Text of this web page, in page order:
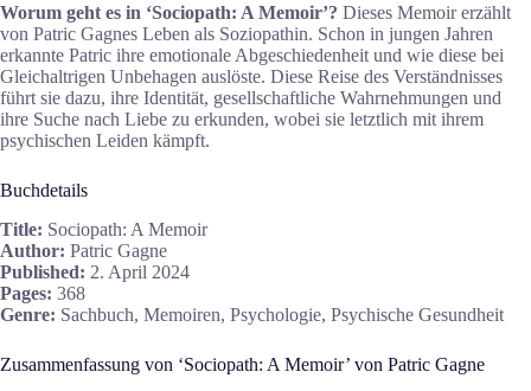
Worum geht es in ‘Sociopath: A Memoir’? Dieses Memoir erzählt
von Patric Gagnes Leben als Soziopathin. Schon in jungen Jahren
erkannte Patric ihre emotionale Abgeschiedenheit und wie diese bei
Gleichaltrigen Unbehagen auslöste. Diese Reise des Verständnisses
führt sie dazu, ihre Identität, gesellschaftliche Wahrnehmungen und
ihre Suche nach Liebe zu erkunden, wobei sie letztlich mit ihrem
psychischen Leiden kämpft.
Buchdetails
Title: Sociopath: A Memoir
Author: Patric Gagne
Published: 2. April 2024
Pages: 368
Genre: Sachbuch, Memoiren, Psychologie, Psychische Gesundheit
Zusammenfassung von ‘Sociopath: A Memoir’ von Patric Gagne